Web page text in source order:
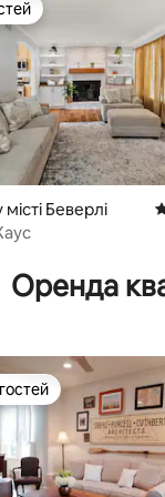
відгуки: 157
Беверлі
Оренда
гостей